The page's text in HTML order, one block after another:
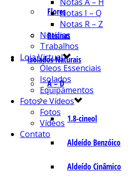
Flores
Resinas
Isolados Naturais
A – D
1.8-cineol
Aldeído Benzóico
Aldeído Cinâmico
Notas I – Q
Notas R – Z
Notícias
Trabalhos
Loja Virtual
Óleos Essenciais
Isolados
Equipamentos
Fotos e Vídeos
Fotos
Vídeos
Contato